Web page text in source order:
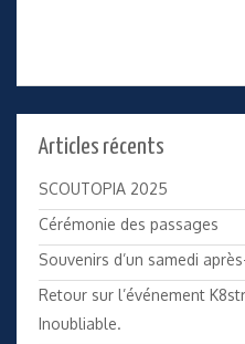
Articles récents
SCOUTOPIA 2025
Cérémonie des passages
Souvenirs d’un samedi
Retour sur l’événement
Inoubliable.